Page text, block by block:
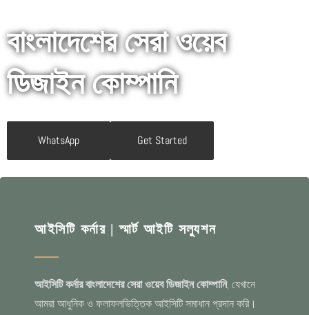
বাংলাদেশের সেরা ওয়েব
ডিজাইন কোম্পানি
WhatsApp Get Started
আইসিটি কর্নার | স্মার্ট আইটি সল্যুশন
আইসিটি কর্নার বাংলাদেশের সেরা ওয়েব ডিজাইন কোম্পানি, যেখানে
আমরা আধুনিক ও ফলাফলভিত্তিক আইসিটি সমাধান প্রদান করি।